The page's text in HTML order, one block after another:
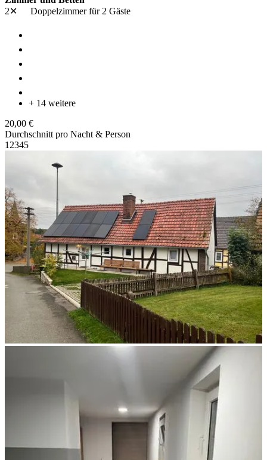
2✕
Doppelzimmerfür 2 Gäste
+ 14 weitere
20,00 €
Durchschnitt pro Nacht & Person
1 2345